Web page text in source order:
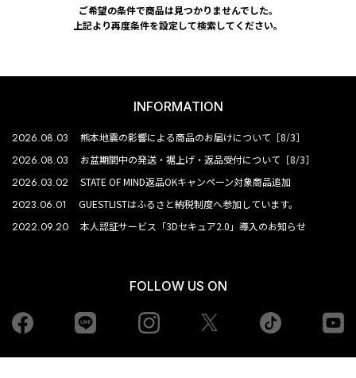
ご希望の条件で商品は見つかりませんでした。
上記より再度条件を設定して検索してください。
INFORMATION
2026.08.03 熊本地震の影響による商品のお届けについて［8/3］
2026.08.03 お盆期間中の発送・裾上げ・返品受付について［8/3］
2026.03.02 STATE OF MIND返品OKキャンペーン対象商品追加
2023.06.01 GUESTLISTはふるさと納税制度へ参加しています。
2022.09.20 本人認証サービス「3Dセキュア2.0」導入のお知らせ
FOLLOW US ON
Facebook Instagram tiktok